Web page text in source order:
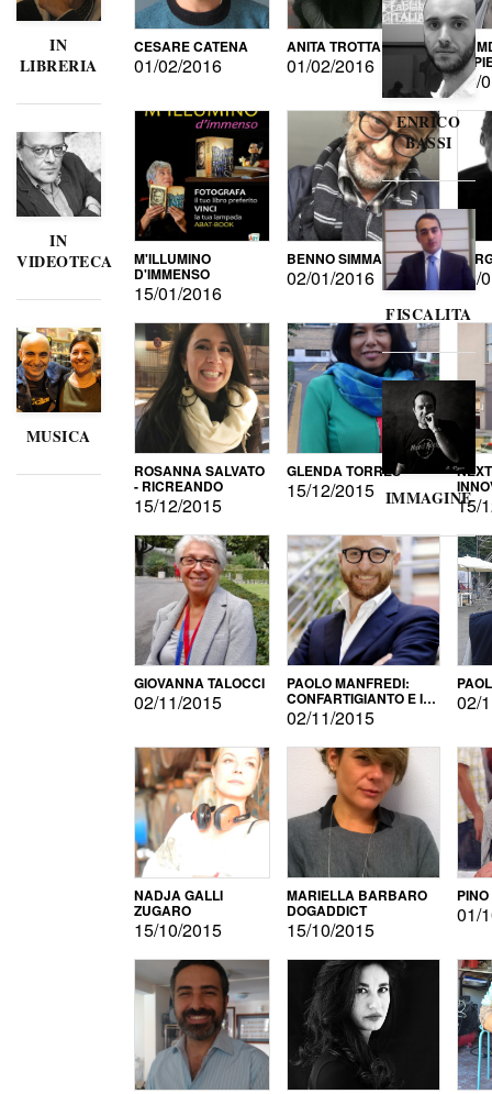
IN
LIBRERIA
IN
VIDEOTECA
MUSICA
CESARE CATENA
01/02/2016
ANITA TROTTA
01/02/2016 DI
15/
M'ILLUMINO
D'IMMENSO
15/01/2016
BENNO SIMMA
02/01/2016
ROSANNA SALVATO
- RICREANDO
15/12/2015
GLENDA TORRES
15/12/2015
15/
GIOVANNA TALOCCI
02/11/2015
PAOLO MANFREDI:
CONFARTIGIANTO E IL
SONDAGGIO
02/11/2015
02/
NADJA GALLI
ZUGARO
15/10/2015
MARIELLA BARBARO
DOGADDICT
15/10/2015
01/
ENRICO
BASSI
FISCALITA
IMMAGINE